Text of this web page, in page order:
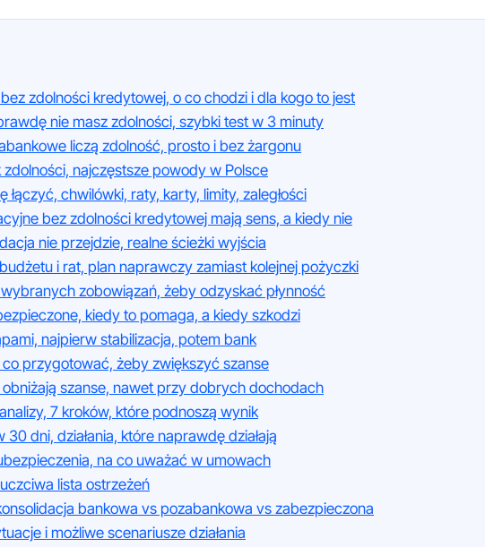
zdolności kredytowej, o co chodzi i dla kogo to jest
nie masz zdolności, szybki test w 3 minuty
liczą zdolność, prosto i bez żargonu
najczęstsze powody w Polsce
łączyć, chwilówki, raty, karty, limity, zaległości
bez zdolności kredytowej mają sens, a kiedy nie
nie przejdzie, realne ścieżki wyjścia
i rat, plan naprawczy zamiast kolejnej pożyczki
zobowiązań, żeby odzyskać płynność
kiedy to pomaga, a kiedy szkodzi
najpierw stabilizacja, potem bank
przygotować, żeby zwiększyć szanse
obniżają szanse, nawet przy dobrych dochodach
7 kroków, które podnoszą wynik
dni, działania, które naprawdę działają
na co uważać w umowach
lista ostrzeżeń
bankowa vs pozabankowa vs zabezpieczona
i możliwe scenariusze działania